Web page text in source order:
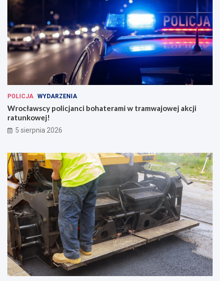
POLICJA WYDARZENIA
Wrocławscy policjanci bohaterami w tramwajowej akcji
ratunkowej!
5 sierpnia 2026